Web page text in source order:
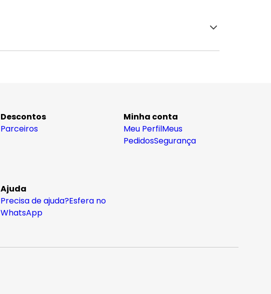
Descontos
Parceiros
Minha conta
Meu PerfilMeus
PedidosSegurança
Ajuda
Precisa de ajuda?Esfera no
WhatsApp